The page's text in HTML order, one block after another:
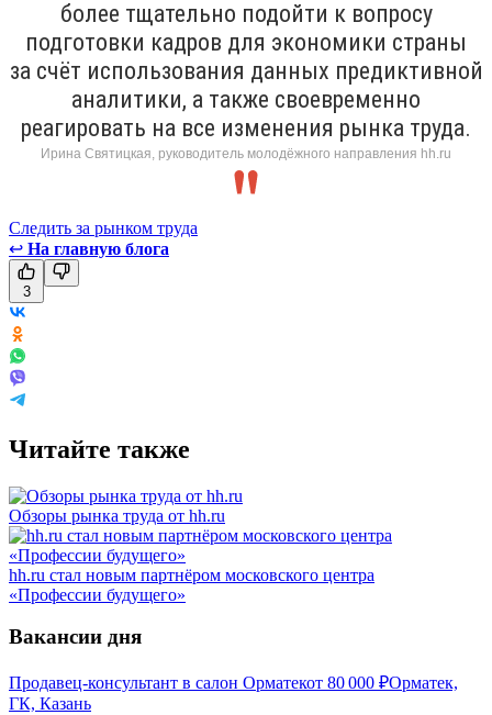
более тщательно подойти к вопросу
подготовки кадров для экономики страны
за счёт использования данных предиктивной
аналитики, а также своевременно
реагировать на все изменения рынка труда.
Ирина Святицкая, руководитель молодёжного направления hh.ru
Следить за рынком труда
↩ На главную блога
3
Читайте также
Обзоры рынка труда от hh.ru
hh.ru стал новым партнёром московского центра
«Профессии будущего»
Вакансии дня
Продавец-консультант в салон Орматекот 80 000 ₽Орматек,
ГК, Казань